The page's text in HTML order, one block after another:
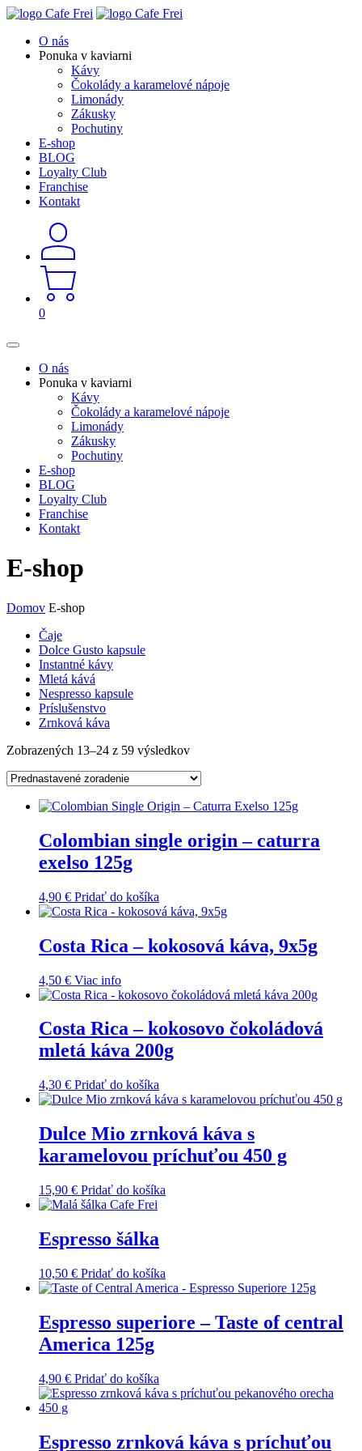
O nás
Ponuka v kaviarni
Kávy
Čokolády a karamelové nápoje
Limonády
Zákusky
Pochutiny
E-shop
BLOG
Loyalty Club
Franchise
Kontakt
0
O nás
Ponuka v kaviarni
Kávy
Čokolády a karamelové nápoje
Limonády
Zákusky
Pochutiny
E-shop
BLOG
Loyalty Club
Franchise
Kontakt
E-shop
Domov E-shop
Čaje
Dolce Gusto kapsule
Instantné kávy
Mletá kává
Nespresso kapsule
Príslušenstvo
Zrnková káva
Zobrazených 13–24 z 59 výsledkov
Colombian single origin – caturra
exelso 125g
4,90 € Pridať do košíka
Costa Rica – kokosová káva, 9x5g
4,50 € Viac info
Costa Rica – kokosovo čokoládová
mletá káva 200g
4,30 € Pridať do košíka
Dulce Mio zrnková káva s
karamelovou príchuťou 450 g
15,90 € Pridať do košíka
Espresso šálka
10,50 € Pridať do košíka
Espresso superiore – Taste of central
America 125g
4,90 € Pridať do košíka
Espresso zrnková káva s príchuťou